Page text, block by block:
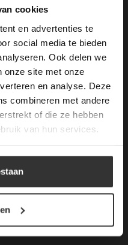
cookies
en advertenties te
social media te bieden
Ook delen we
onze site met onze
en analyse. Deze
combineren met andere
of die ze hebben
van hun services.
deleted and is no
the website
cookies om de
verbeteren. Door
website geeft u
cookies in
cookiebeleid.Lees